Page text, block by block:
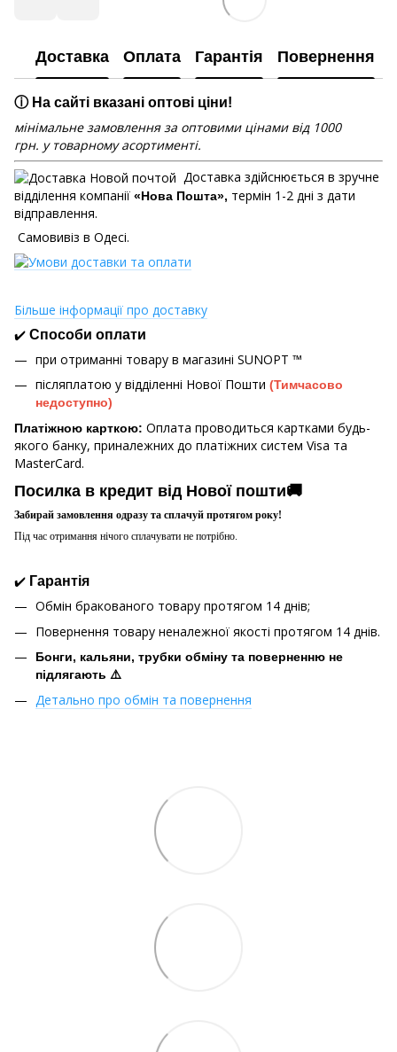
Доставка Оплата Гарантія Повернення
ⓘ На сайті вказані оптові ціни!
мінімальне замовлення за оптовими цінами від 1000
грн. у товарному асортименті.
Доставка здійснюється в зручне
відділення компанії «Нова Пошта», термін 1-2 дні з дати
відправлення.
Самовивіз в Одесі.
Більше інформації про доставку
✔️ Способи оплати
при отриманні товару в магазині SUNOPT ™
післяплатою у відділенні Нової Пошти (Тимчасово
недоступно)
Платіжною карткою: Оплата проводиться картками будь-
якого банку, приналежних до платіжних систем Visa та
MasterCard.
Посилка в кредит від Нової пошти🚚
Забирай замовлення одразу та сплачуй протягом року!
Під час отримання нічого сплачувати не потрібно.
✔️ Гарантія
Обмін бракованого товару протягом 14 днів;
Повернення товару неналежної якості протягом 14 днів.
Бонги, кальяни, трубки обміну та поверненню не
підлягають ⚠️
Детально про обмін та повернення